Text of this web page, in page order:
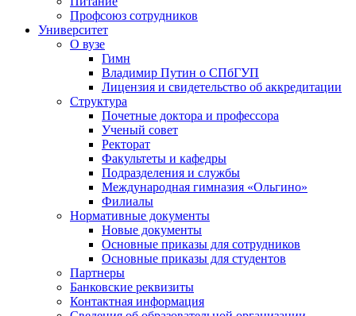
Профсоюз сотрудников
Университет
О вузе
Гимн
Владимир Путин о СПбГУП
Лицензия и свидетельство об аккредитации
Структура
Почетные доктора и профессора
Ученый совет
Ректорат
Факультеты и кафедры
Подразделения и службы
Международная гимназия «Ольгино»
Филиалы
Нормативные документы
Новые документы
Основные приказы для сотрудников
Основные приказы для студентов
Партнеры
Банковские реквизиты
Контактная информация